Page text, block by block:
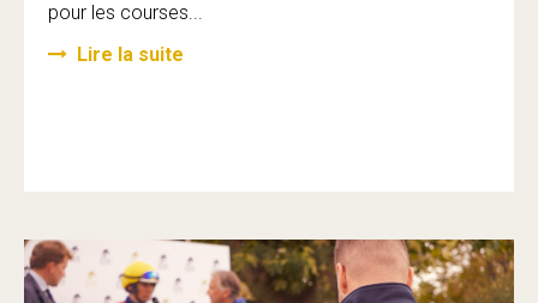
pour les courses...
Lire la suite